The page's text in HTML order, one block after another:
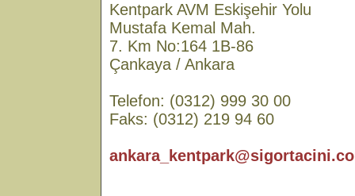
Kentpark AVM Eskişehir Yolu
Mustafa Kemal Mah.
7. Km No:164 1B-86
Çankaya / Ankara
Telefon: (0312) 999 30 00
Faks: (0312) 219 94 60